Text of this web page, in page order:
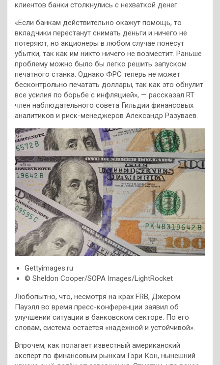
клиентов банки столкнулись с нехваткой денег.
«Если банкам действительно окажут помощь, то
вкладчики перестанут снимать деньги и ничего не
потеряют, но акционеры в любом случае понесут
убытки, так как им никто ничего не возместит. Раньше
проблему можно было бы легко решить запуском
печатного станка. Однако ФРС теперь не может
бесконтрольно печатать доллары, так как это обнулит
все усилия по борьбе с инфляцией», — рассказал RT
член наблюдательного совета Гильдии финансовых
аналитиков и риск-менеджеров Александр Разуваев.
Gettyimages.ru
© Sheldon Cooper/SOPA Images/LightRocket
Любопытно, что, несмотря на крах FRB, Джером
Пауэлл во время пресс-конференции заявил об
улучшении ситуации в банковском секторе. По его
словам, система остаётся «надёжной и устойчивой».
Впрочем, как полагает известный американский
эксперт по финансовым рынкам Гэри Кон, нынешний